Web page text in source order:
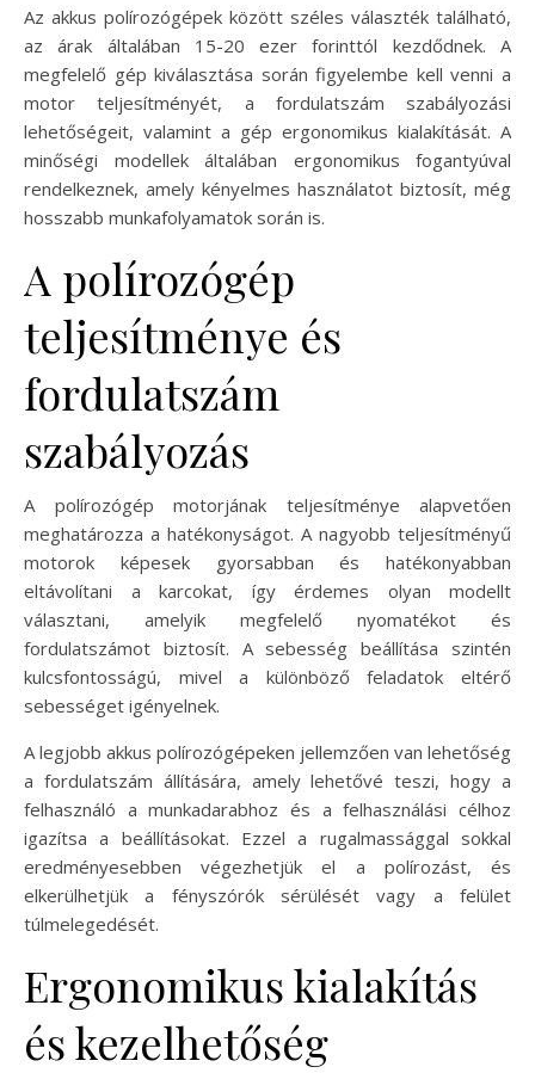
Az akkus polírozógépek között széles választék található,
az árak általában 15-20 ezer forinttól kezdődnek. A
megfelelő gép kiválasztása során figyelembe kell venni a
motor teljesítményét, a fordulatszám szabályozási
lehetőségeit, valamint a gép ergonomikus kialakítását. A
minőségi modellek általában ergonomikus fogantyúval
rendelkeznek, amely kényelmes használatot biztosít, még
hosszabb munkafolyamatok során is.
A polírozógép
teljesítménye és
fordulatszám
szabályozás
A polírozógép motorjának teljesítménye alapvetően
meghatározza a hatékonyságot. A nagyobb teljesítményű
motorok képesek gyorsabban és hatékonyabban
eltávolítani a karcokat, így érdemes olyan modellt
választani, amelyik megfelelő nyomatékot és
fordulatszámot biztosít. A sebesség beállítása szintén
kulcsfontosságú, mivel a különböző feladatok eltérő
sebességet igényelnek.
A legjobb akkus polírozógépeken jellemzően van lehetőség
a fordulatszám állítására, amely lehetővé teszi, hogy a
felhasználó a munkadarabhoz és a felhasználási célhoz
igazítsa a beállításokat. Ezzel a rugalmassággal sokkal
eredményesebben végezhetjük el a polírozást, és
elkerülhetjük a fényszórók sérülését vagy a felület
túlmelegedését.
Ergonomikus kialakítás
és kezelhetőség